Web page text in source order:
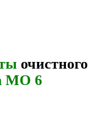
очистного
МО 6